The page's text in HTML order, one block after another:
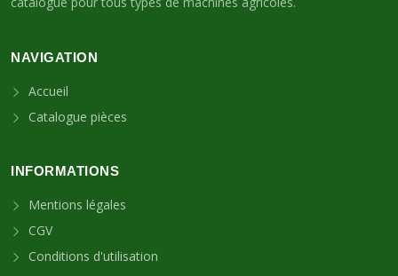
NAVIGATION
Accueil
Catalogue pièces
INFORMATIONS
Mentions légales
CGV
Conditions d'utilisation